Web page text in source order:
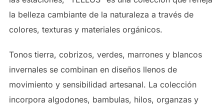
la belleza cambiante de la naturaleza a través de
colores, texturas y materiales orgánicos.
Tonos tierra, cobrizos, verdes, marrones y blancos
invernales se combinan en diseños llenos de
movimiento y sensibilidad artesanal. La colección
incorpora algodones, bambulas, hilos, organzas y